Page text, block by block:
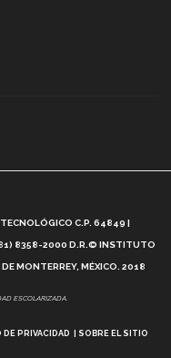
Tec? (video)
Artificial, Paola
C.P. 64849 |
(81) 8358-2000 D.R.© INSTITUTO
MONTERREY, MÉXICO. 2018
ESCOLARIZADA.
DE PRIVACIDAD SOBRE EL SITIO